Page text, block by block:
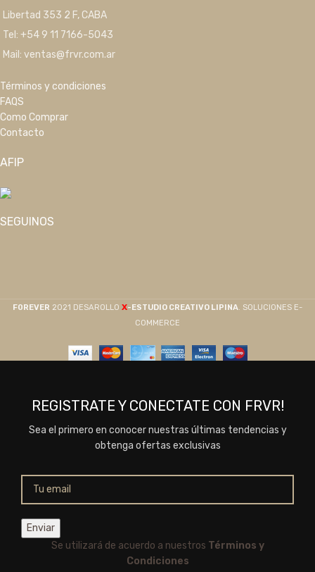
Libertad 353 2 F, CABA
Tel: +54 9 11 7166-5043
Mail: ventas@frvr.com.ar
Términos y condiciones
FAQS
Como Comprar
Contacto
AFIP
SEGUINOS
F0REVER 2021 DESAROLLO X-ESTUDIO CREATIVO LIPINA. SOLUCIONES E-
COMMERCE
REGISTRATE Y CONECTATE CON FRVR!
Sea el primero en conocer nuestras últimas tendencias y
obtenga ofertas exclusivas
Se utilizará de acuerdo a nuestros Términos y
Condiciones